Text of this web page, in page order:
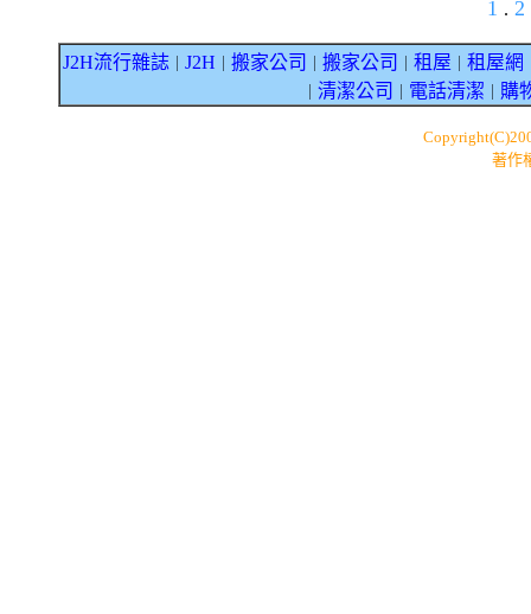
1 . 2
J2H流行雜誌 J2H 搬家公司 搬家公司 租屋 租屋網
清潔公司 電話清潔 購
著作